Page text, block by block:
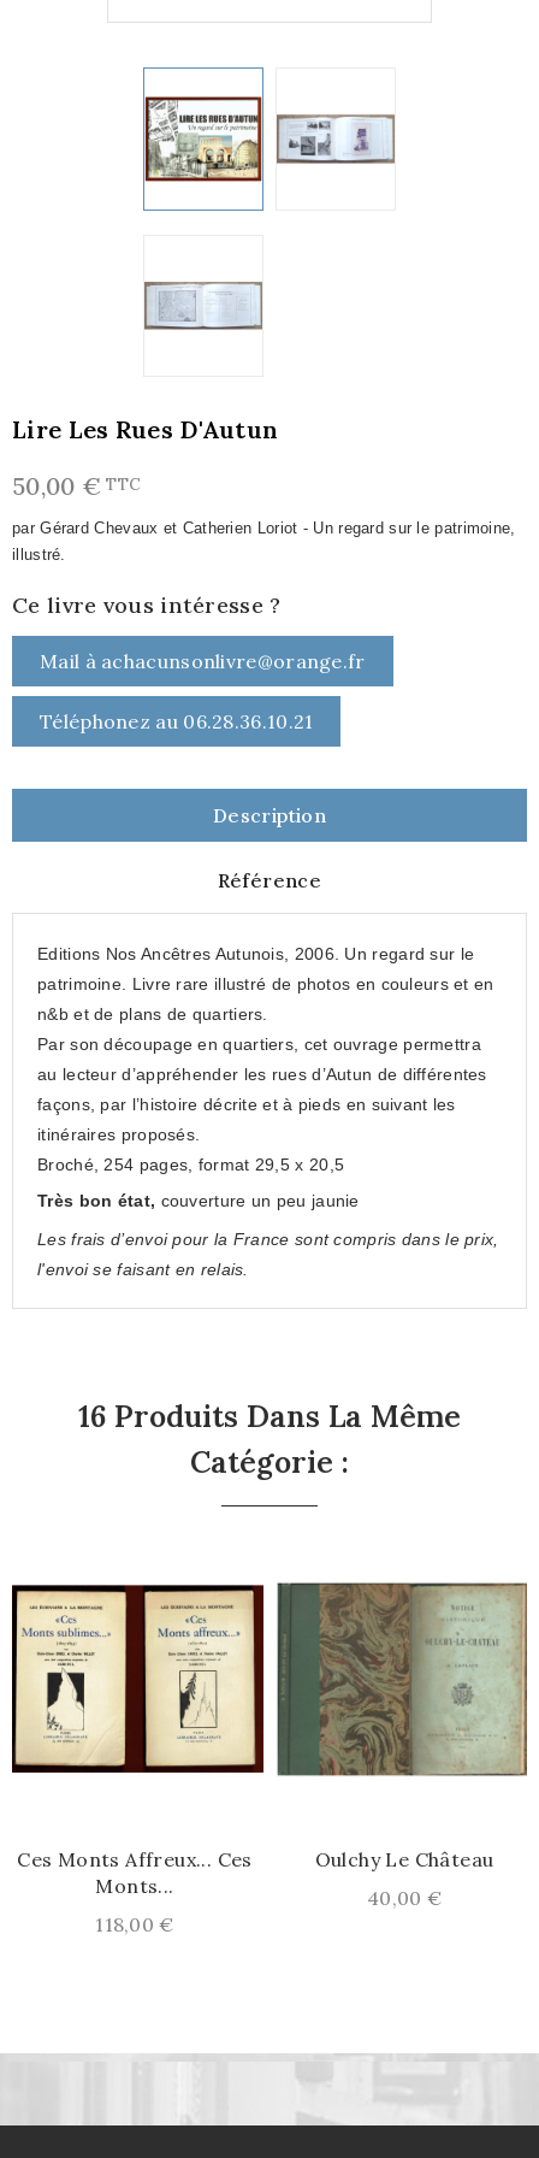
Lire Les Rues D'Autun
50,00 € TTC
par Gérard Chevaux et Catherien Loriot - Un regard sur le patrimoine,
illustré.
Ce livre vous intéresse ?
Mail à achacunsonlivre@orange.fr
Téléphonez au 06.28.36.10.21
Description
Référence
Editions Nos Ancêtres Autunois, 2006. Un regard sur le
patrimoine. Livre rare illustré de photos en couleurs et en
n&b et de plans de quartiers.
Par son découpage en quartiers, cet ouvrage permettra
au lecteur d’appréhender les rues d’Autun de différentes
façons, par l’histoire décrite et à pieds en suivant les
itinéraires proposés.
Broché, 254 pages, format 29,5 x 20,5
Très bon état, couverture un peu jaunie
Les frais d’envoi pour la France sont compris dans le prix,
l'envoi se faisant en relais.
16 Produits Dans La Même
Catégorie :
Ces Monts Affreux... Ces
Monts...
Prix
118,00 €
Oulchy Le Château
Prix
40,00 €